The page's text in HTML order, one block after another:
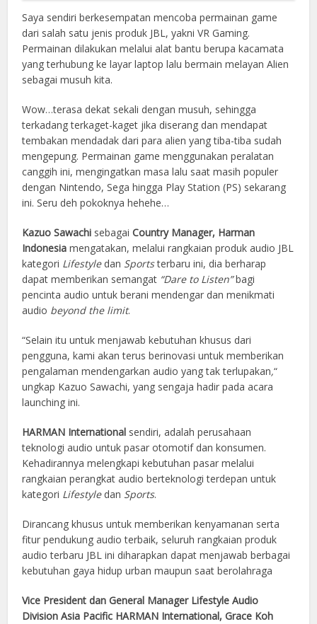
Saya sendiri berkesempatan mencoba permainan game
dari salah satu jenis produk JBL, yakni VR Gaming.
Permainan dilakukan melalui alat bantu berupa kacamata
yang terhubung ke layar laptop lalu bermain melayan Alien
sebagai musuh kita.
Wow…terasa dekat sekali dengan musuh, sehingga
terkadang terkaget-kaget jika diserang dan mendapat
tembakan mendadak dari para alien yang tiba-tiba sudah
mengepung. Permainan game menggunakan peralatan
canggih ini, mengingatkan masa lalu saat masih populer
dengan Nintendo, Sega hingga Play Station (PS) sekarang
ini. Seru deh pokoknya hehehe…
Kazuo Sawachi sebagaiCountry Manager, Harman
Indonesia mengatakan, melalui rangkaian produk audio JBL
kategori Lifestyledan Sportsterbaru ini, dia berharap
dapat memberikan semangat “Dare to Listen”bagi
pencinta audio untuk berani mendengar dan menikmati
audio beyond the limit.
“Selain itu untuk menjawab kebutuhan khusus dari
pengguna, kami akan terus berinovasi untuk memberikan
pengalaman mendengarkan audio yang tak terlupakan,“
ungkap Kazuo Sawachi, yang sengaja hadir pada acara
launching ini.
HARMAN International sendiri, adalah perusahaan
teknologi audio untuk pasar otomotif dan konsumen.
Kehadirannya melengkapi kebutuhan pasar melalui
rangkaian perangkat audio berteknologi terdepan untuk
kategori Lifestyledan Sports.
Dirancang khusus untuk memberikan kenyamanan serta
fitur pendukung audio terbaik, seluruh rangkaian produk
audio terbaru JBL ini diharapkan dapat menjawab berbagai
kebutuhan gaya hidup urban maupun saat berolahraga
Vice President dan General Manager Lifestyle Audio
Division Asia Pacific HARMAN International, Grace Koh